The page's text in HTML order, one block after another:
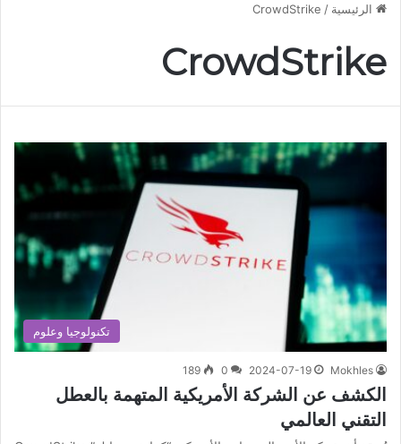
الرئيسية /
CrowdStrike
CrowdStrike
تكنولوجيا وعلوم
Mokhles
2024-07-19
0
189
الكشف عن الشركة الأمريكية المتهمة بالعطل
التقني العالمي